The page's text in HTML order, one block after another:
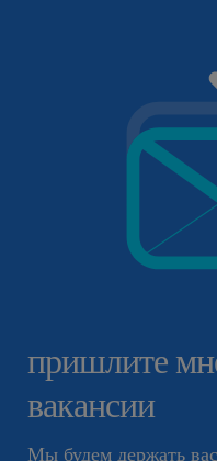
пришлите
вакансии
Мы будем держать